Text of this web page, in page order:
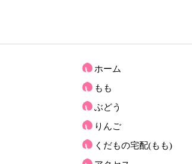
ホーム
もも
ぶどう
りんご
くだもの宅配(もも)